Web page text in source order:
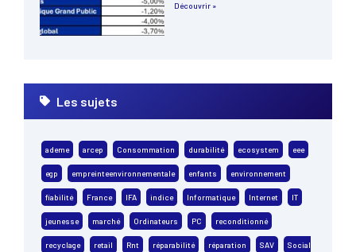
Découvrir »
Les sujets
ademe arcep Consommation durabilité ecosystem eee
egp empreinteenvironnementale enfants environnement
fiabilité France IFA indice Informatique Internet IT
jeunesse marché Ordinateurs PC reconditionné
recyclage retail Rnt réparabilité réparation SAV Social